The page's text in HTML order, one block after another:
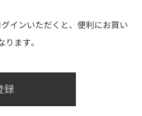
インいただくと、便利にお買い
ます。